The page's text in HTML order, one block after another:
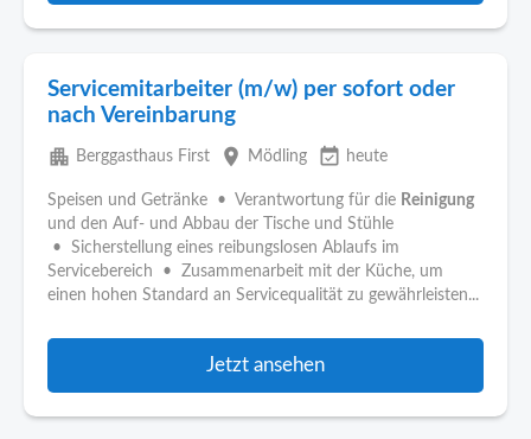
Servicemitarbeiter (m/w) per sofort oder
nach Vereinbarung
apartment Berggasthaus First place Mödling event_available heute
Speisen und Getränke • Verantwortung für die Reinigung
und den Auf- und Abbau der Tische und Stühle
• Sicherstellung eines reibungslosen Ablaufs im
Servicebereich • Zusammenarbeit mit der Küche, um
einen hohen Standard an Servicequalität zu gewährleisten...
Jetzt ansehen